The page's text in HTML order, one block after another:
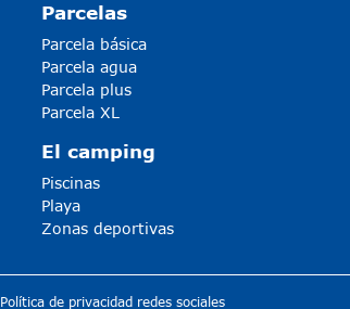
Parcelas
Parcela básica
Parcela agua
Parcela plus
Parcela XL
El camping
Piscinas
Playa
Zonas deportivas
Política de privacidad redes sociales